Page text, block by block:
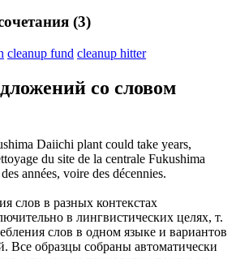
(3)
cleanup fund cleanup hitter
со словом
Daiichi plant could take years,
du site de la centrale Fukushima
années, voire des décennies.
слов в разных контекстах
в лингвистических целях, т.
слов в одном языке и вариантов
Все образцы собраны автоматически